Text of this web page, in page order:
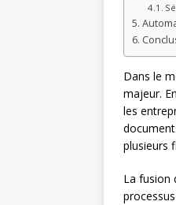
Dans le
majeur.
les
plusieurs
La fusion